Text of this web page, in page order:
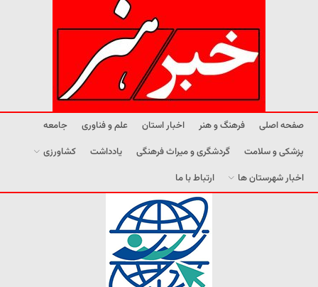
صفحه اصلی فرهنگ و هنر اخبار استان علم و فناوری
جامعه
پزشکی و سلامت
گردشگری و میراث فرهنگی یادداشت
کشاورزی
اخبار شهرستان ها
ارتباط با ما